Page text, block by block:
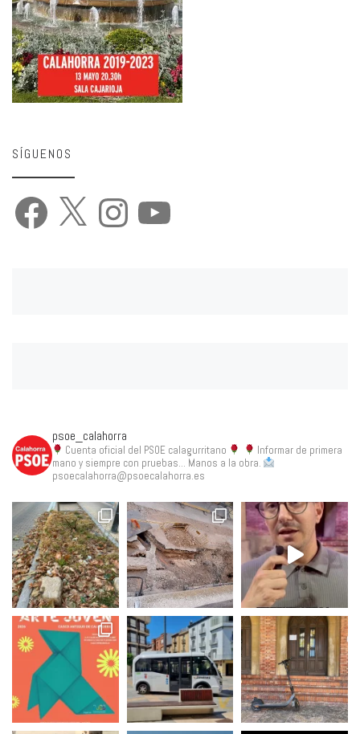
SÍGUENOS
Facebook Instagram YouTube
psoe_calahorra
Cuenta oficial del PSOE calagurritano
Informar de primera
mano y siempre con pruebas... Manos a la obra.
psoecalahorra@psoecalahorra.es